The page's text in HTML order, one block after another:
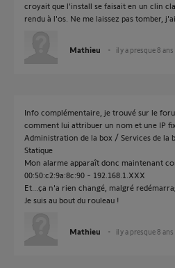
croyait que l'install se faisait en un clin
rendu à l'os. Ne me laissez pas tomber,
Mathieu il y a presque 8 ans
Info complémentaire, je trouvé sur le
comment lui attribuer un nom et une IP
Administration de la box / Services de la
Statique
Mon alarme apparaît donc maintenant
00:50:c2:9a:8c:90 - 192.168.1.XXX
Et...ça n'a rien changé, malgré
Je suis au bout du rouleau !
Mathieu il y a presque 8 ans